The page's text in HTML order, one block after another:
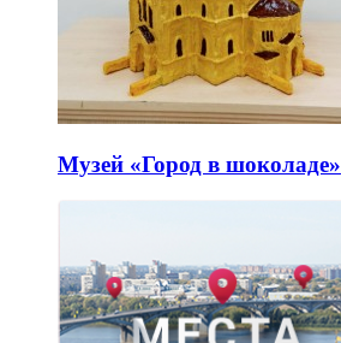
Музей «Город в шоколаде»